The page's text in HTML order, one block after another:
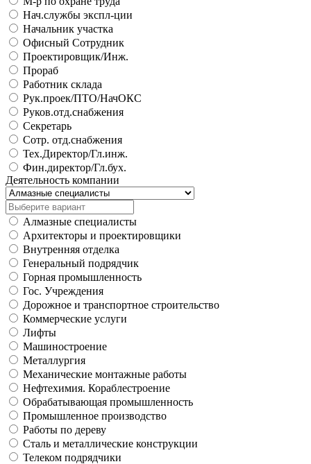
Нач.службы экспл-ции
Начальник участка
Офисный Сотрудник
Проектировщик/Инж.
Прораб
Работник склада
Рук.проек/ПТО/НачОКС
Руков.отд.снабжения
Секретарь
Сотр. отд.снабжения
Тех.Директор/Гл.инж.
Фин.директор/Гл.бух.
Деятельность компании
Алмазные специалисты
Архитекторы и проектировщики
Внутренняя отделка
Генеральный подрядчик
Горная промышленность
Гос. Учреждения
Дорожное и транспортное строительство
Коммерческие услуги
Лифты
Машиностроение
Металлургия
Механические монтажные работы
Нефтехимия. Кораблестроение
Обрабатывающая промышленность
Промышленное производство
Работы по дереву
Сталь и металлические конструкции
Телеком подрядчики